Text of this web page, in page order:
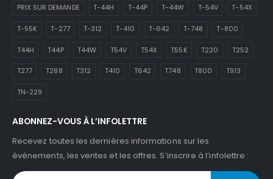
PRIX SUR DEMANDE T-44H T-44P T-44W T-54V T-54X
T-55K T-277 T-312 T-410 T-642 T-748 T-800
T44H T44P T44W T54V T54X T55K T220 T252
T277 T288 T312 T410 T642 T748 T800 T913
TN-229
ABONNEZ-VOUS À L’INFOLETTRE
Recevez toutes les dernières informations sur les
événements, les ventes et les offres. S’inscrire à l’infolettre :